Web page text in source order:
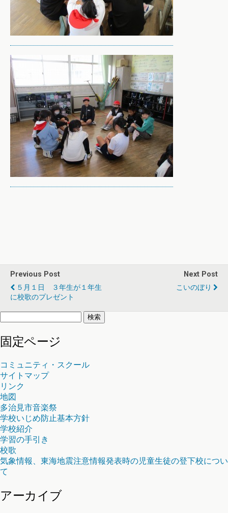
Previous Post
５月１日 ３年生が１年生
に校歌のプレゼント
Next Post
こいのぼり
検
固定ページ
コミュニティ・スクール
サイトマップ
リンク
地図
多治見市音楽祭
学校いじめ防止基本方針
学校紹介
学習の手引き
校歌
気象情報、東海地震注意情報発表時の児童生徒の登下校につい
て
アーカイブ